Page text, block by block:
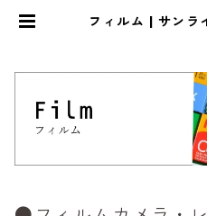
フィルム | サンラ